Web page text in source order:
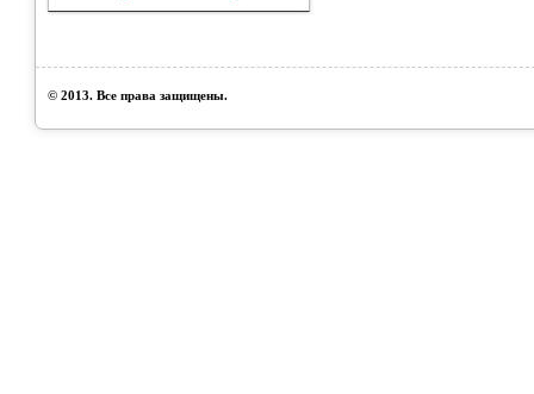
© 2013. Все права защищены.